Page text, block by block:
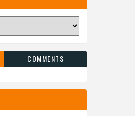
COMMENTS